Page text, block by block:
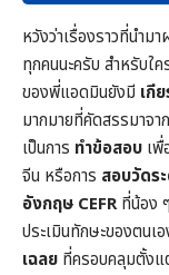
หวังว่าเรื่องราวที่นำม
ทุกคนนะครับ สำหรับใ
ของพี่แอดมินยังมี เกี
มากมายที่คัดสรรมาจาก
เป็นการ ทำข้อสอบ เพื่
จีน หรือการ สอบวัดร
อังกฤษ CEFRที่น้อง
ประเมินทักษะของตนเ
เฉลย ที่ครอบคลุมตั้งแ